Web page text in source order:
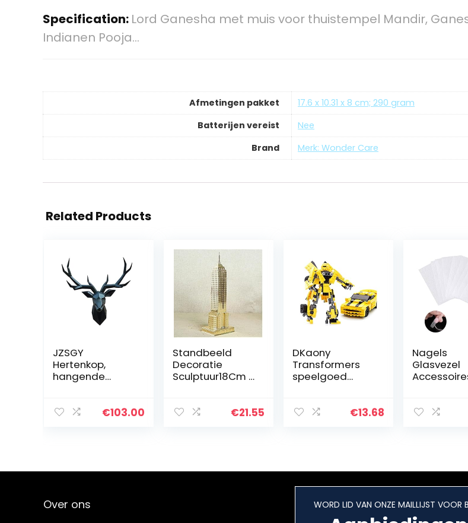
Specification: Lord Ganesha met muis voor thuistempel Mandir,
Indianen Pooja…
Afmetingen pakket
‎17.6 x 10.31 x 8 cm; 290 gram
Batterijen vereist
‎Nee
Brand
Merk: Wonder Care
Related Products
JZSGY
Hertenkop,
hangende
dierenkop voor
€103.00
Standbeeld
Decoratie
Sculptuur18Cm /
State Building
€21.55
DKaony
Transformers
speelgoed
speelgoed,
€13.68
Nagels
Glasvezel
nging
Over ons WORD LID VAN ONZE MAILLIJST VOOR